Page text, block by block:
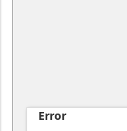
Error